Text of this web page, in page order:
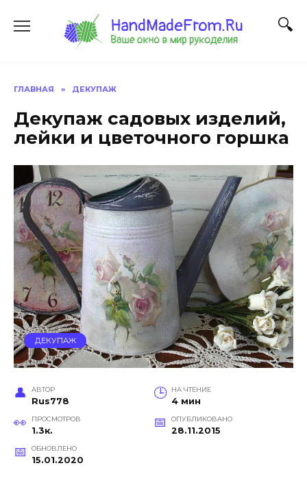
содержанию
ГЛАВНАЯ » ДЕКУПАЖ
Декупаж садовых изделий,
лейки и цветочного горшка
ДЕКУПАЖ
АВТОР
Rus778
НА ЧТЕНИЕ
4 мин
ПРОСМОТРОВ
1.3к.
ОПУБЛИКОВАНО
28.11.2015
ОБНОВЛЕНО
15.01.2020